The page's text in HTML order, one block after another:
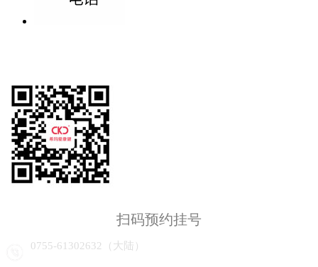
扫码预约挂号
0755-61302632（大陆）